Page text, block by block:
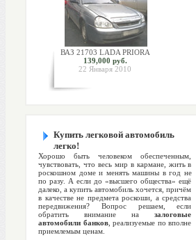
ВАЗ 21703 LADA PRIORA
139,000 руб.
22 Января 2010
Купить легковой автомобиль
легко!
Хорошо быть человеком обеспеченным,
чувствовать, что весь мир в кармане, жить в
роскошном доме и менять машины в год не
по разу. А если до «высшего общества» ещё
далеко, а купить автомобиль хочется, причём
в качестве не предмета роскоши, а средства
передвижения? Вопрос решаем, если
обратить внимание назалоговые
автомобили банков , реализуемые по вполне
приемлемым ценам.